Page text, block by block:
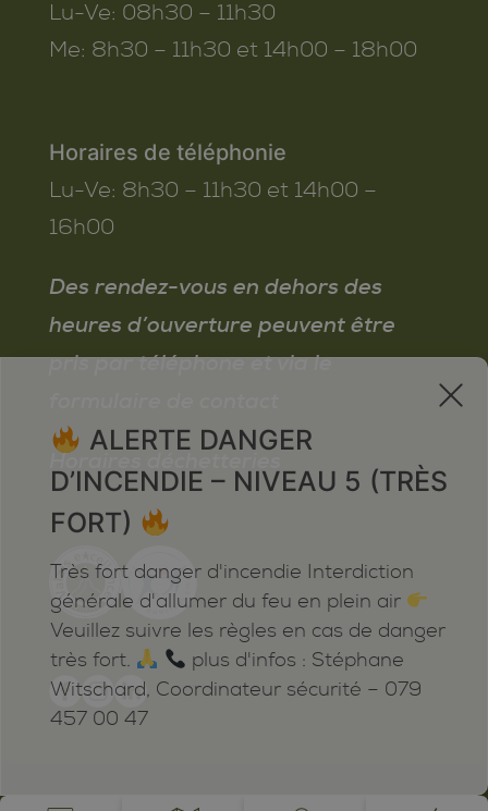
Lu-Ve: 08h30 – 11h30
Me: 8h30 – 11h30 et 14h00 – 18h00
Horaires de téléphonie
Lu-Ve: 8h30 – 11h30 et 14h00 –
16h00
Des rendez-vous en dehors des
heures d’ouverture peuvent être
pris par téléphone et via le
Horaires déchetteries
x
ALERTE DANGER
D’INCENDIE – NIVEAU 5 (TRÈS
FORT)
Très fort danger d'incendie Interdiction
générale d'allumer du feu en plein air
Veuillez suivre les règles en cas de danger
très fort.
plus d'infos : Stéphane
Witschard, Coordinateur sécurité – 079
457 00 47